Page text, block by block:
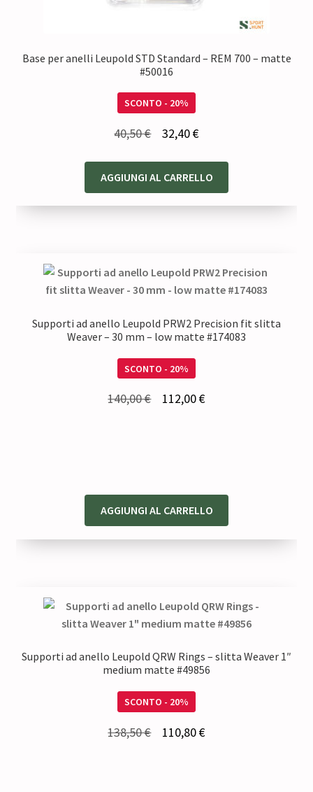
Base per anelli Leupold STD Standard – REM 700 – matte
#50016
SCONTO - 20%
40,50€
originale
era:
32,40€Il
attuale
è:
AGGIUNGI AL CARRELLO
Supporti ad anello Leupold PRW2 Precision fit slitta
Weaver – 30 mm – low matte #174083
SCONTO - 20%
140,00€ 112,00€Il
AGGIUNGI AL CARRELLO
Supporti ad anello Leupold QRW Rings – slitta Weaver 1″
medium matte #49856
SCONTO - 20%
138,50€ 110,80€Il